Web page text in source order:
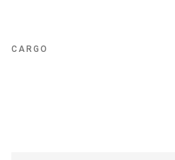
CARGO